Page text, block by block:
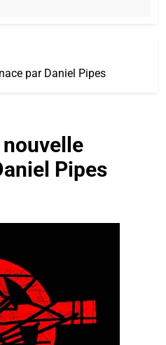
par Daniel Pipes
nouvelle
Pipes